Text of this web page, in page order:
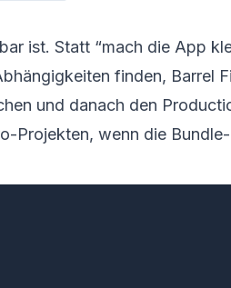
ist. Statt “mach die App
finden, Barrel
und danach den
Projekten, wenn die